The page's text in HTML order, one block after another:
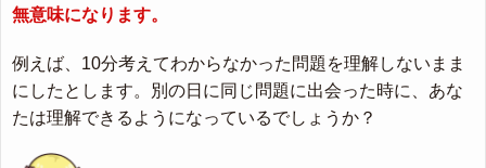
無意味になります。
例えば、10分考えてわからなかった問題を理解しないまま
にしたとします。別の日に同じ問題に出会った時に、あな
たは理解できるようになっているでしょうか？